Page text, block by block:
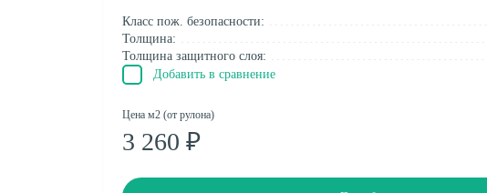
Класс пож. безопасности:
Толщина:
Толщина защитного слоя:
Добавить в сравнение
Цена м2 (от рулона)
3 260 ₽